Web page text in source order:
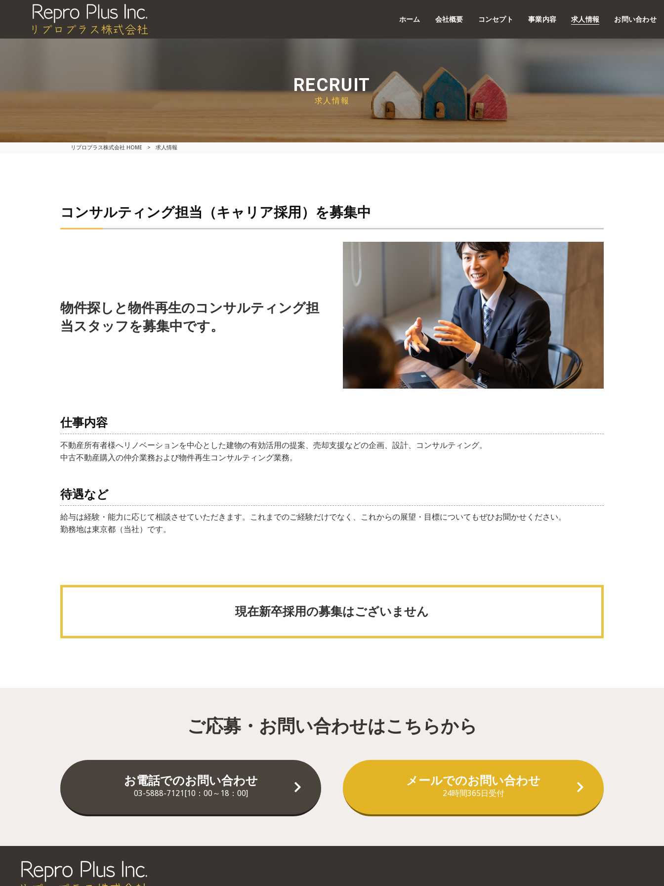
ホーム 会社概要 コンセプト 事業内容 求人情報 お問い合わせ
RECRUIT
求人情報
リプロプラス株式会社 HOME > 求人情報
コンサルティング担当（キャリア採用）を募集中
物件探しと物件再生のコンサルティング担
当スタッフを募集中です。
仕事内容
不動産所有者様へリノベーションを中心とした建物の有効活用の提案、売却支援などの企画、設計、コンサルティング。
中古不動産購入の仲介業務および物件再生コンサルティング業務。
待遇など
給与は経験・能力に応じて相談させていただきます。これまでのご経験だけでなく、これからの展望・目標についてもぜひお聞かせください。
勤務地は東京都（当社）です。
現在新卒採用の募集はございません
ご応募・お問い合わせはこちらから
お電話でのお問い合わせ
03-5888-7121[10：00～18：00]
メールでのお問い合わせ
24時間365日受付